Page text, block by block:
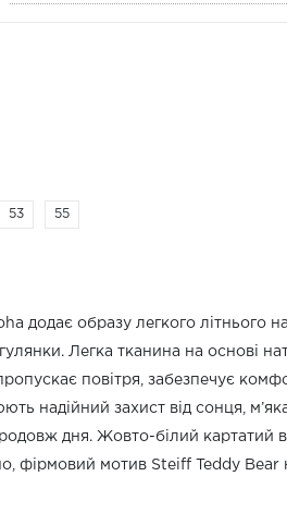
53 55
додає образу легкого літнього
Легка тканина на основі
повітря, забезпечує
надійний захист від сонця,
дня. Жовто-білий картатий
фірмовий мотив Steiff Teddy Bear